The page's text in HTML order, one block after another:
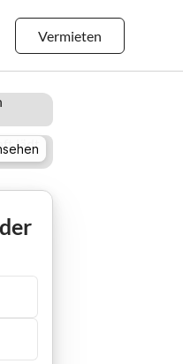
Vermieten